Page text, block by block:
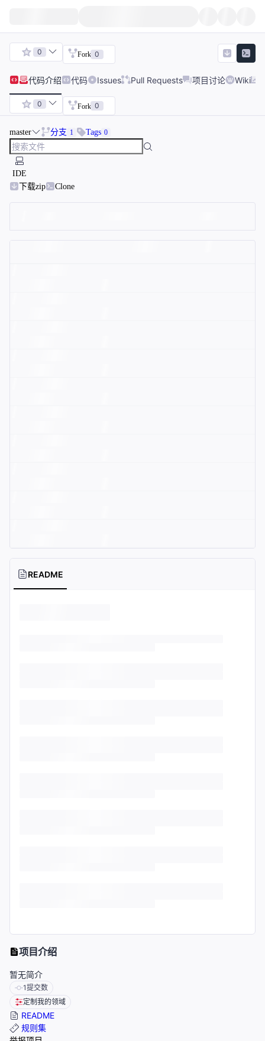
0 Fork 0
代码介绍 代码 Issues Pull Requests 项目讨论 Wiki
0 Fork 0
master 分支 1 Tags 0
IDE
下载zip
Clone
README
项目介绍
暂无简介
1提交数
定制我的领域
README
规则集